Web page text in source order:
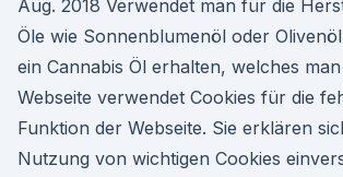
Aug. 2018 Verwendet man für die
Öle wie Sonnenblumenöl oder
ein Cannabis Öl erhalten, welches
Webseite verwendet Cookies für die
Funktion der Webseite. Sie erklären
Nutzung von wichtigen Cookies